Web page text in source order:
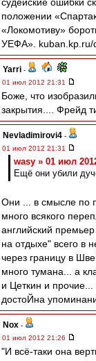
положении
«Локомотиву»
УЕФА». kuban.kp.ru/
Yarri -
01 июл 2012 21:31
Боже, что
закрытия.... Фрейд
Nevladimirovi4 -
01 июл 2012 21:31
wasy » 01 июл
Ещё они убили
Они ... в смысле по
много всякого
английский
на отдыхе" всего в
через границу в
много тумана... а
и Цеткин и
достоЙна
Nox -
01 июл 2012 21:26
"И всё-таки она